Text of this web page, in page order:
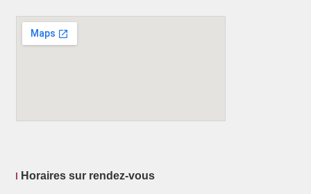
Horaires sur rendez-vous